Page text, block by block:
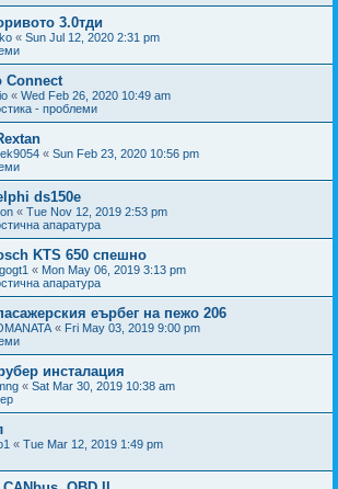
3.0тди
« Sun Jul 12, 2020 2:31 pm
Connect
« Wed Feb 26, 2020 10:49 am
- проблеми
« Sun Feb 23, 2020 10:56 pm
ds150e
« Tue Nov 12, 2019 2:53 pm
апаратура
KTS 650 спешно
« Mon May 06, 2019 3:13 pm
апаратура
еърбег на пежо 206
« Fri May 03, 2019 9:00 pm
инсталация
« Sat Mar 30, 2019 10:38 am
« Tue Mar 12, 2019 1:49 pm